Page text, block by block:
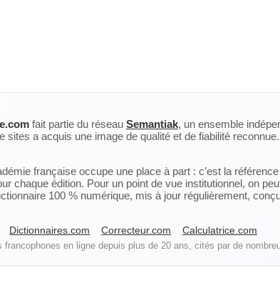
fait partie du réseau Semantiak, un ensemble
sites a acquis une image de qualité et de fiabilité
française occupe une place à part : c’est la
chaque édition. Pour un point de vue institutionnel, on
100 % numérique, mis à jour régulièrement,
Dictionnaires.com Correcteur.com Calculatrice.com
francophones en ligne depuis plus de 20 ans, cités par de